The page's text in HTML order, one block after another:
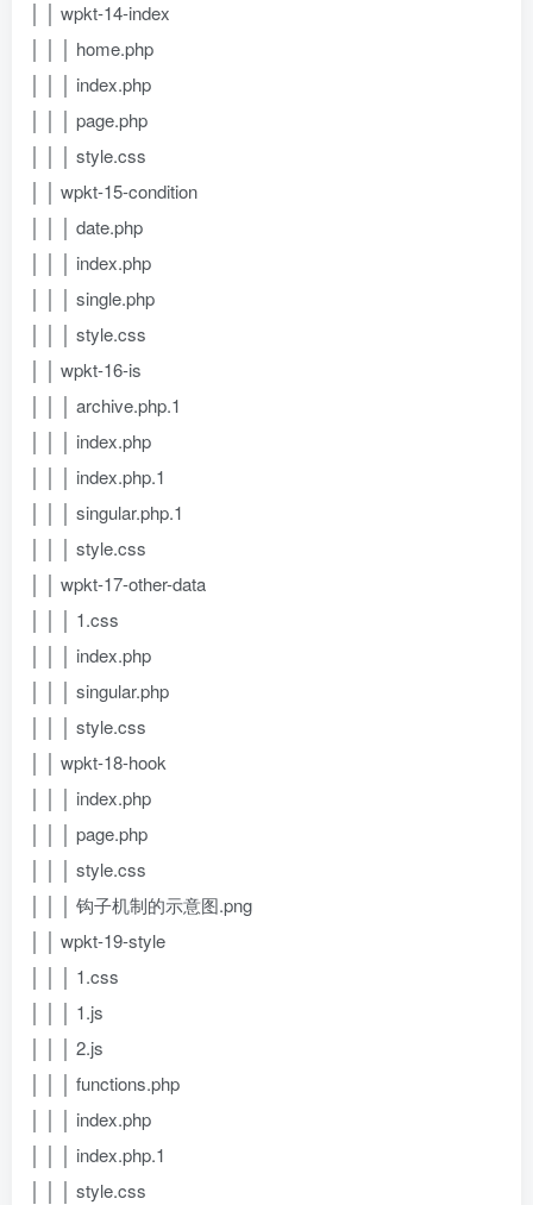
│ │ wpkt-14-index
│ │ │ home.php
│ │ │ index.php
│ │ │ page.php
│ │ │ style.css
│ │ wpkt-15-condition
│ │ │ date.php
│ │ │ index.php
│ │ │ single.php
│ │ │ style.css
│ │ wpkt-16-is
│ │ │ archive.php.1
│ │ │ index.php
│ │ │ index.php.1
│ │ │ singular.php.1
│ │ │ style.css
│ │ wpkt-17-other-data
│ │ │ 1.css
│ │ │ index.php
│ │ │ singular.php
│ │ │ style.css
│ │ wpkt-18-hook
│ │ │ index.php
│ │ │ page.php
│ │ │ style.css
│ │ │ 钩子机制的示意图.png
│ │ wpkt-19-style
│ │ │ 1.css
│ │ │ 1.js
│ │ │ 2.js
│ │ │ functions.php
│ │ │ index.php
│ │ │ index.php.1
│ │ │ style.css